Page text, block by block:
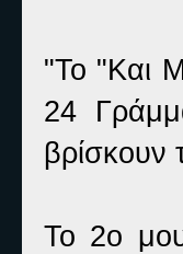
"Το "Και
24
Το 2ο μου